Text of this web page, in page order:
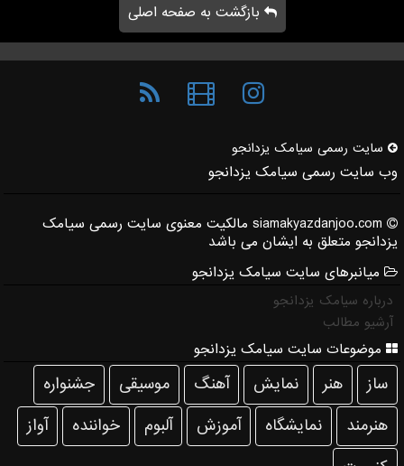
بازگشت به صفحه اصلی
سایت رسمی سیامك یزدانجو
وب سایت رسمی سیامک یزدانجو
siamakyazdanjoo.com مالکیت معنوی سایت رسمی سیامک
یزدانجو متعلق به ایشان می باشد
میانبرهای سایت سیامک یزدانجو
درباره سیامک یزدانجو
آرشیو مطالب
موضوعات سایت سیامک یزدانجو
ساز هنر نمایش آهنگ موسیقی
جشنواره
هنرمند
نمایشگاه آموزش آلبوم خواننده
آواز